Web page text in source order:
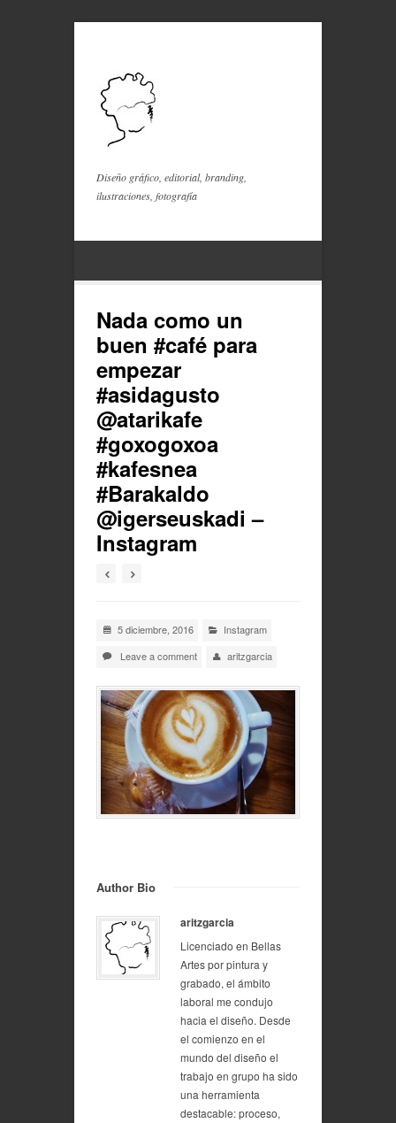
Diseño gráfico, editorial, branding,
ilustraciones, fotografía
Nada como un
buen #café para
empezar
#asidagusto
@atarikafe
#goxogoxoa
#kafesnea
#Barakaldo
@igerseuskadi –
Instagram
5 diciembre, 2016
Instagram
Leave a comment
aritzgarcia
Author Bio
aritzgarcia
Licenciado en Bellas
Artes por pintura y
grabado, el ámbito
laboral me condujo
hacia el diseño. Desde
el comienzo en el
mundo del diseño el
trabajo en grupo ha sido
una herramienta
destacable: proceso,